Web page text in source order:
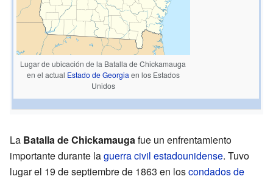
Lugar de ubicación de la Batalla de Chickamauga
en el actual Estado de Georgia en los Estados
Unidos
La Batalla de Chickamaugafue un enfrentamiento
importante durante laguerra civil estadounidense. Tuvo
lugar el 19 de septiembre de 1863 en loscondados de